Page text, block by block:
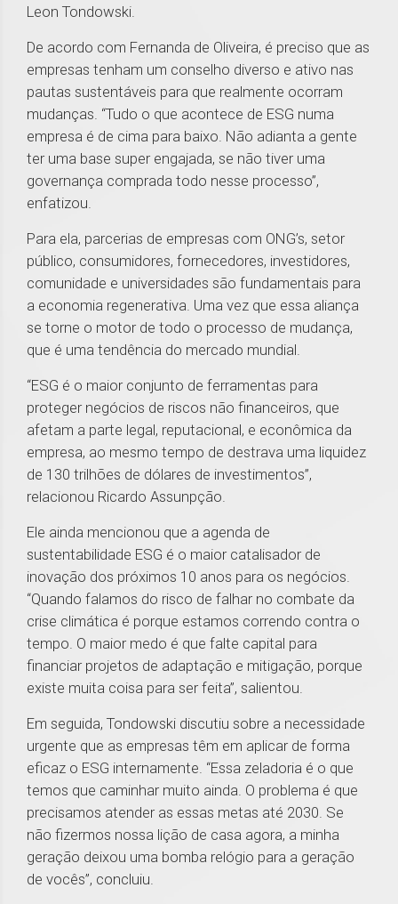
Leon Tondowski.
De acordo com Fernanda de Oliveira, é preciso que as
empresas tenham um conselho diverso e ativo nas
pautas sustentáveis para que realmente ocorram
mudanças. “Tudo o que acontece de ESG numa
empresa é de cima para baixo. Não adianta a gente
ter uma base super engajada, se não tiver uma
governança comprada todo nesse processo”,
enfatizou.
Para ela, parcerias de empresas com ONG’s, setor
público, consumidores, fornecedores, investidores,
comunidade e universidades são fundamentais para
a economia regenerativa. Uma vez que essa aliança
se torne o motor de todo o processo de mudança,
que é uma tendência do mercado mundial.
“ESG é o maior conjunto de ferramentas para
proteger negócios de riscos não financeiros, que
afetam a parte legal, reputacional, e econômica da
empresa, ao mesmo tempo de destrava uma liquidez
de 130 trilhões de dólares de investimentos”,
relacionou Ricardo Assunpção.
Ele ainda mencionou que a agenda de
sustentabilidade ESG é o maior catalisador de
inovação dos próximos 10 anos para os negócios.
“Quando falamos do risco de falhar no combate da
crise climática é porque estamos correndo contra o
tempo. O maior medo é que falte capital para
financiar projetos de adaptação e mitigação, porque
existe muita coisa para ser feita”, salientou.
Em seguida, Tondowski discutiu sobre a necessidade
urgente que as empresas têm em aplicar de forma
eficaz o ESG internamente. “Essa zeladoria é o que
temos que caminhar muito ainda. O problema é que
precisamos atender as essas metas até 2030. Se
não fizermos nossa lição de casa agora, a minha
geração deixou uma bomba relógio para a geração
de vocês”, concluiu.